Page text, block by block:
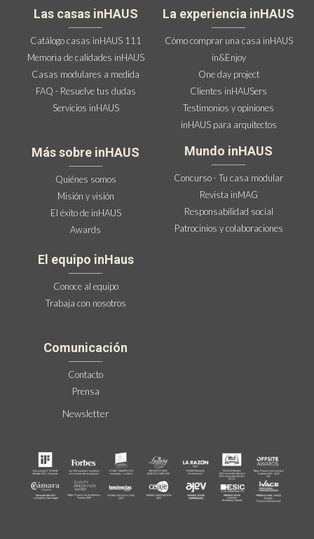
Las casas inHAUS
Catálogo casas inHAUS 111
Memoria de calidades inHAUS
Casas modulares a medida
FAQ - Resuelve tus dudas
Servicios inHAUS
Más sobre inHAUS
Quiénes somos
Misión y visión
El éxito de inHAUS
Awards
La experiencia inHAUS
Cómo comprar una casa inHAUS
in&Enjoy
One day project
Clientes inHAUSers
Testimonios y opiniones
inHAUS para arquitectos
Mundo inHAUS
Concurso - Tu casa modular
Revista inMAG
Responsabilidad social
Patrocinios y colaboraciones
El equipo inHaus
Conoce al equipo
Trabaja con nosotros
Comunicación
Contacto
Prensa
Newsletter